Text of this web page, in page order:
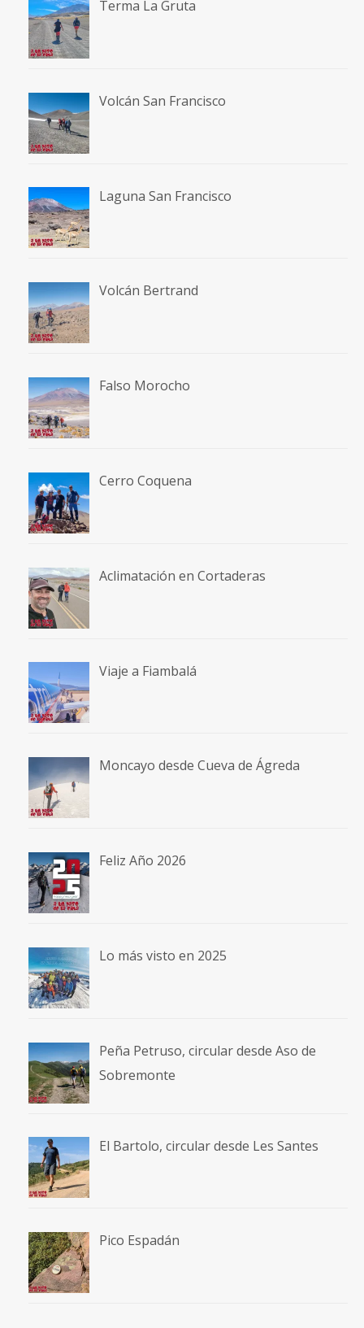
Terma La Gruta
Volcán San Francisco
Laguna San Francisco
Volcán Bertrand
Falso Morocho
Cerro Coquena
Aclimatación en Cortaderas
Viaje a Fiambalá
Moncayo desde Cueva de Ágreda
Feliz Año 2026
Lo más visto en 2025
Peña Petruso, circular desde Aso de
Sobremonte
El Bartolo, circular desde Les Santes
Pico Espadán